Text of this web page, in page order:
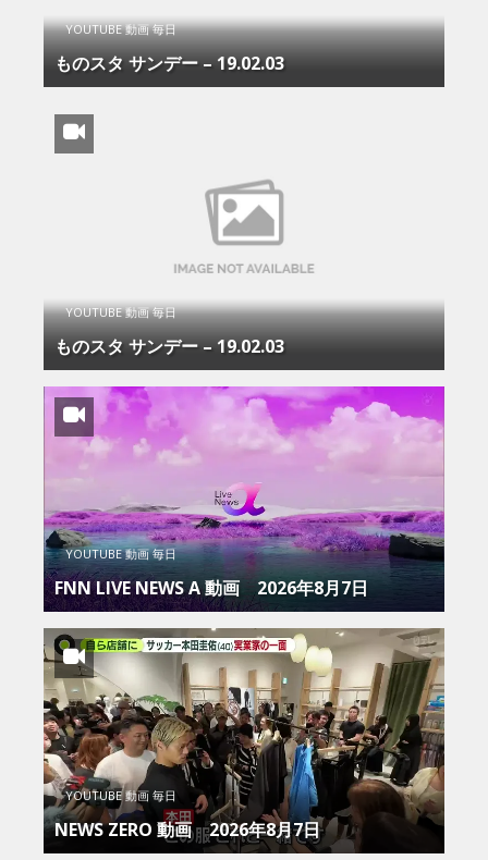
YOUTUBE 動画 毎日
ものスタ サンデー – 19.02.03
YOUTUBE 動画 毎日
ものスタ サンデー – 19.02.03
YOUTUBE 動画 毎日
FNN LIVE NEWS Α 動画 2026年8月7日
YOUTUBE 動画 毎日
NEWS ZERO 動画 2026年8月7日